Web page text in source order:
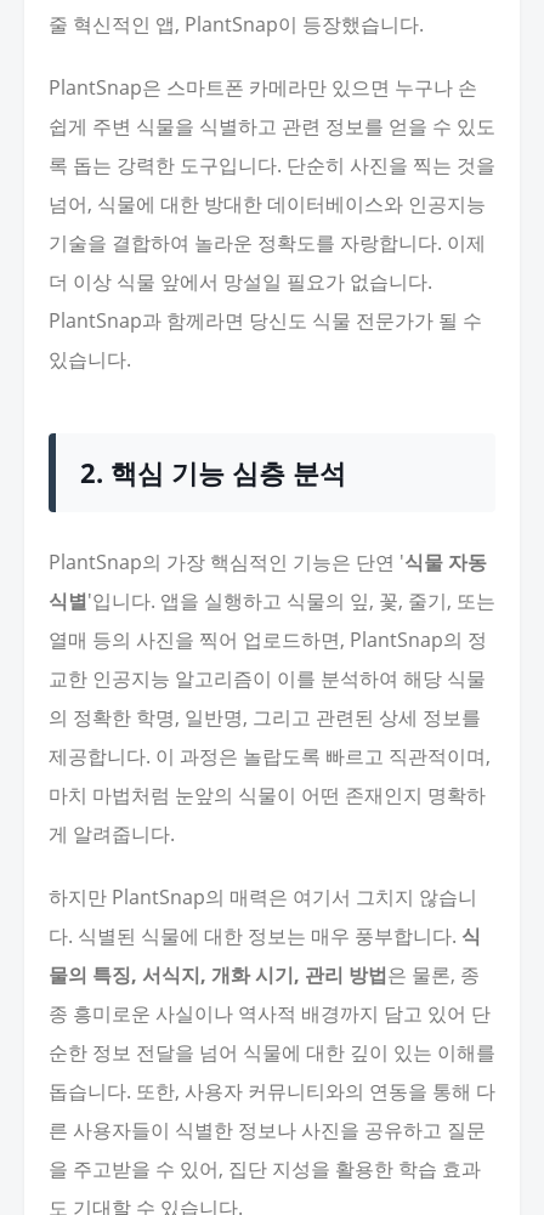
줄 혁신적인 앱, PlantSnap이 등장했습니다.
PlantSnap은 스마트폰 카메라만 있으면 누구나 손
쉽게 주변 식물을 식별하고 관련 정보를 얻을 수 있도
록 돕는 강력한 도구입니다. 단순히 사진을 찍는 것을
넘어, 식물에 대한 방대한 데이터베이스와 인공지능
기술을 결합하여 놀라운 정확도를 자랑합니다. 이제
더 이상 식물 앞에서 망설일 필요가 없습니다.
PlantSnap과 함께라면 당신도 식물 전문가가 될 수
있습니다.
2. 핵심 기능 심층 분석
PlantSnap의 가장 핵심적인 기능은 단연 '식물 자동
식별'입니다. 앱을 실행하고 식물의 잎, 꽃, 줄기, 또는
열매 등의 사진을 찍어 업로드하면, PlantSnap의 정
교한 인공지능 알고리즘이 이를 분석하여 해당 식물
의 정확한 학명, 일반명, 그리고 관련된 상세 정보를
제공합니다. 이 과정은 놀랍도록 빠르고 직관적이며,
마치 마법처럼 눈앞의 식물이 어떤 존재인지 명확하
게 알려줍니다.
하지만 PlantSnap의 매력은 여기서 그치지 않습니
다. 식별된 식물에 대한 정보는 매우 풍부합니다. 식
물의 특징, 서식지, 개화 시기, 관리 방법은 물론, 종
종 흥미로운 사실이나 역사적 배경까지 담고 있어 단
순한 정보 전달을 넘어 식물에 대한 깊이 있는 이해를
돕습니다. 또한, 사용자 커뮤니티와의 연동을 통해 다
른 사용자들이 식별한 정보나 사진을 공유하고 질문
을 주고받을 수 있어, 집단 지성을 활용한 학습 효과
도 기대할 수 있습니다.